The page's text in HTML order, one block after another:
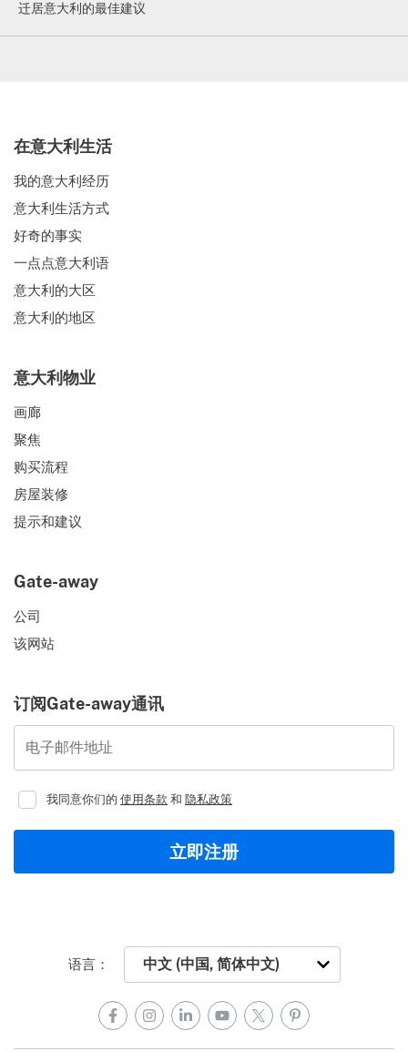
迁居意大利的最佳建议
在意大利生活
我的意大利经历
意大利生活方式
好奇的事实
一点点意大利语
意大利的大区
意大利的地区
意大利物业
画廊
聚焦
购买流程
房屋装修
提示和建议
Gate-away
公司
该网站
订阅Gate-away通讯
电子邮件地址
我同意你们的 使用条款 和 隐私政策
立即注册
语言：
FacebookInstagram
LinkedInYouTube
X Pinterest